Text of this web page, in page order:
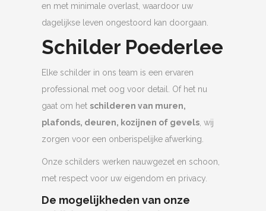
en met minimale overlast, waardoor uw
dagelijkse leven ongestoord kan doorgaan.
Schilder Poederlee
Elke schilder in ons team is een ervaren
professional met oog voor detail. Of het nu
gaat om het schilderen van muren,
plafonds, deuren, kozijnen of gevels, wij
zorgen voor een onberispelijke afwerking.
Onze schilders werken nauwgezet en schoon,
met respect voor uw eigendom en privacy.
De mogelijkheden van onze